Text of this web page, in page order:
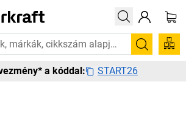
termékeinket 3–4 munkanapon belül
Keresés
a kóddal: START26